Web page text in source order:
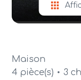
Maison
4 pièce(s)
3